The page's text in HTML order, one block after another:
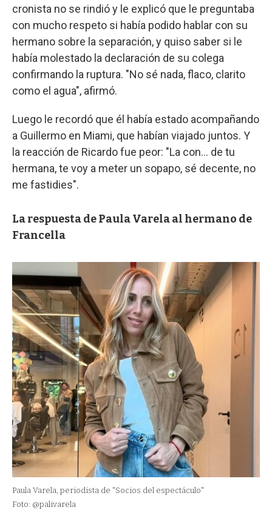
cronista no se rindió y le explicó que le preguntaba
con mucho respeto si había podido hablar con su
hermano sobre la separación, y quiso saber si le
había molestado la declaración de su colega
confirmando la ruptura. "No sé nada, flaco, clarito
como el agua", afirmó.
Luego le recordó que él había estado acompañando
a Guillermo en Miami, que habían viajado juntos. Y
la reacción de Ricardo fue peor: "La con... de tu
hermana, te voy a meter un sopapo, sé decente, no
me fastidies".
La respuesta de Paula Varela al hermano de
Francella
Paula Varela, periodista de "Socios del espectáculo"
Foto: @palivarela